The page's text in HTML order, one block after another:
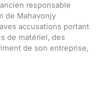
responsable
de Mahavonjy
accusations portant
de matériel, des
de son entreprise,